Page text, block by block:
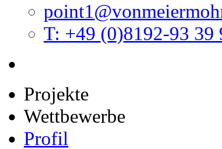
T: +49 (0)8192-93 39
Projekte
Wettbewerbe
Profil